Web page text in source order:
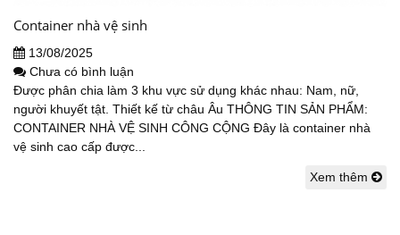
Container nhà vệ sinh
13/08/2025
Chưa có bình luận
Được phân chia làm 3 khu vực sử dụng khác nhau: Nam, nữ,
người khuyết tật. Thiết kế từ châu Âu THÔNG TIN SẢN PHẨM:
CONTAINER NHÀ VỆ SINH CÔNG CỘNG Đây là container nhà
vệ sinh cao cấp được...
Xem thêm